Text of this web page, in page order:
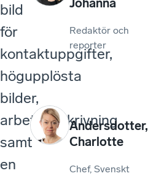
bild
för
kontaktuppgifter,
högupplösta
bilder,
arbetsbeskrivning
samt
en
Johanna
Redaktör och
reporter
Andersdotter,
Charlotte
Chef, Svenskt